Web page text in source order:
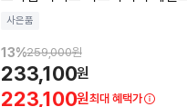
사은품
13%259,000원
233,100원
223,100원최대 혜택가